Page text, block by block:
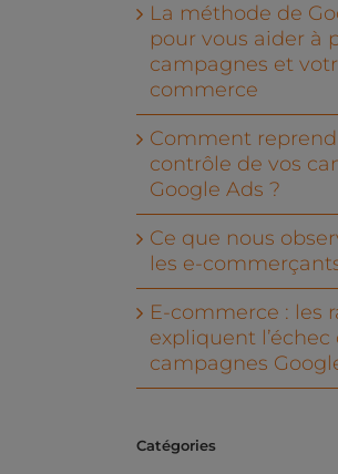
La méthode de
pour vous aider à
campagnes et
commerce
Comment
contrôle de vos
Google Ads ?
Ce que nous
les e-
E-commerce : les
expliquent l’échec
campagnes
Catégories